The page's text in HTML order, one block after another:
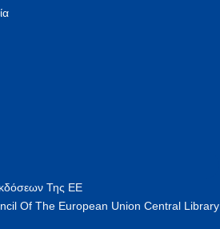
Της ΕΕ
Of The European Union Central Library